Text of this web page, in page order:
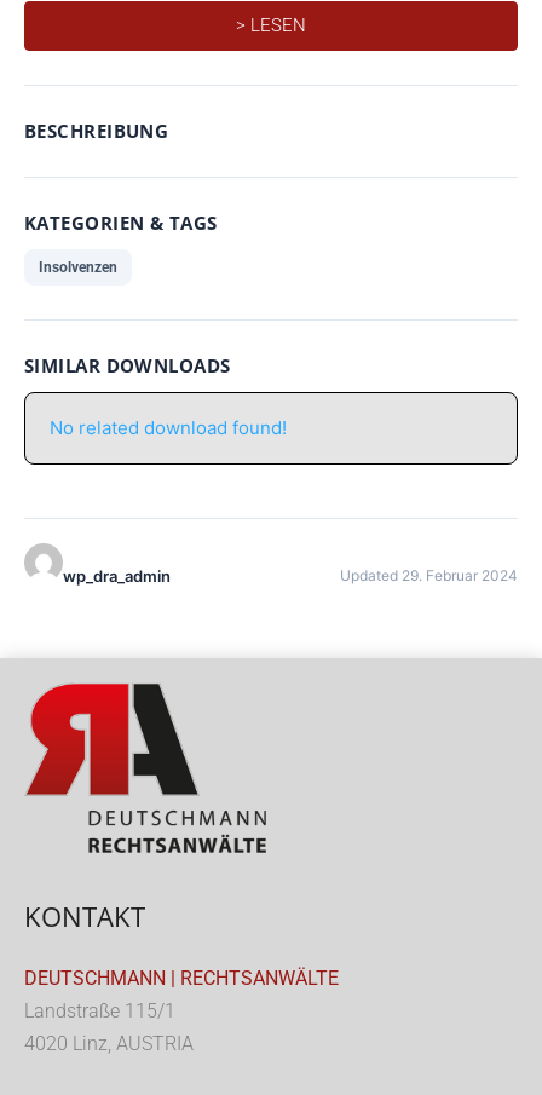
> LESEN
BESCHREIBUNG
KATEGORIEN & TAGS
Insolvenzen
SIMILAR DOWNLOADS
No related download found!
wp_dra_admin Updated 29. Februar 2024
KONTAKT
DEUTSCHMANN | RECHTSANWÄLTE
Landstraße 115/1
4020 Linz, AUSTRIA